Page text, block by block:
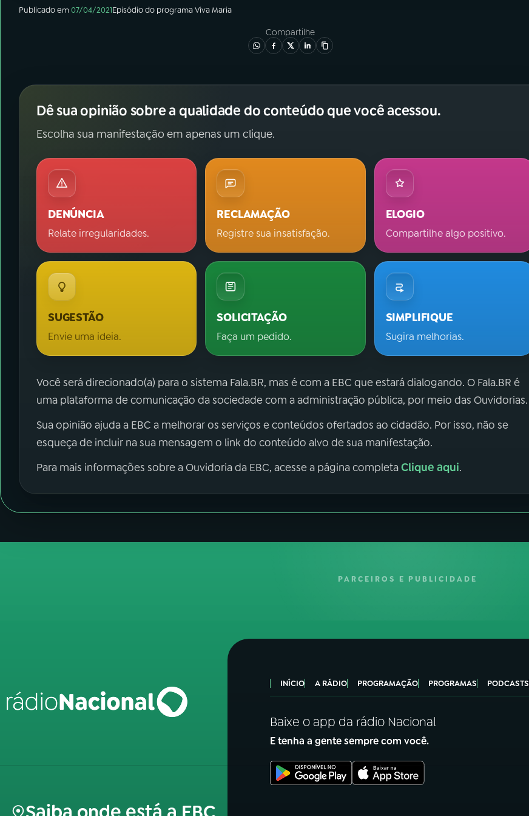
Publicado em07/04/2021Episódiodo programaViva Maria
Compartilhe
Dê sua opinião sobre a qualidade do conteúdo que você acessou.
Escolha sua manifestação em apenas um clique.
DENÚNCIA
Relate irregularidades.
RECLAMAÇÃO
Registre sua insatisfação.
ELOGIO
Compartilhe algo positivo.
SUGESTÃO
Envie uma ideia.
SOLICITAÇÃO
Faça um pedido.
SIMPLIFIQUE
Sugira melhorias.
Você será direcionado(a) para o sistema Fala.BR, mas é com a EBC que estará dialogando. O Fala.BR é
uma plataforma de comunicação da sociedade com a administração pública, por meio das Ouvidorias.
Sua opinião ajuda a EBC a melhorar os serviços e conteúdos ofertados ao cidadão. Por isso, não se
esqueça de incluir na sua mensagem o link do conteúdo alvo de sua manifestação.
Para mais informações sobre a Ouvidoria da EBC, acesse a página completaClique aqui.
PARCEIROS E PUBLICIDADE
INÍCIO A RÁDIO PROGRAMAÇÃO PROGRAMAS PODCASTS
Baixe o app da rádio Nacional
E tenha a gente sempre com você.